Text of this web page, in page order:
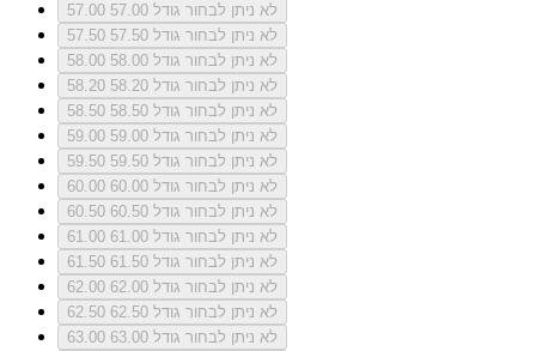
57.00
לא ניתן לבחור גודל 57.00
57.50
לא ניתן לבחור גודל 57.50
58.00
לא ניתן לבחור גודל 58.00
58.20
לא ניתן לבחור גודל 58.20
58.50
לא ניתן לבחור גודל 58.50
59.00
לא ניתן לבחור גודל 59.00
59.50
לא ניתן לבחור גודל 59.50
60.00
לא ניתן לבחור גודל 60.00
60.50
לא ניתן לבחור גודל 60.50
61.00
לא ניתן לבחור גודל 61.00
61.50
לא ניתן לבחור גודל 61.50
62.00
לא ניתן לבחור גודל 62.00
62.50
לא ניתן לבחור גודל 62.50
63.00
לא ניתן לבחור גודל 63.00